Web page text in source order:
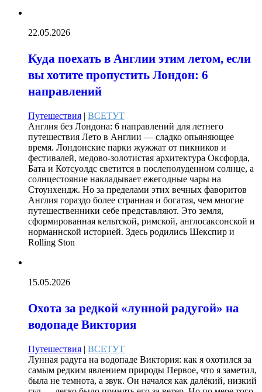
22.05.2026
Куда поехать в Англии этим летом, если
вы хотите пропустить Лондон: 6
направлений
Путешествия | ВСЕТУТ
Англия без Лондона: 6 направлений для летнего
путешествия Лето в Англии — сладко опьяняющее
время. Лондонские парки жужжат от пикников и
фестивалей, медово-золотистая архитектура Оксфорда,
Бата и Котсуолдс светится в послеполуденном солнце, а
солнцестояние накладывает ежегодные чары на
Стоунхендж. Но за пределами этих вечных фаворитов
Англия гораздо более странная и богатая, чем многие
путешественники себе представляют. Это земля,
сформированная кельтской, римской, англосаксонской и
норманнской историей. Здесь родились Шекспир и
Rolling Ston
15.05.2026
Охота за редкой «лунной радугой» на
водопаде Виктория
Путешествия | ВСЕТУТ
Лунная радуга на водопаде Виктория: как я охотился за
самым редким явлением природы Первое, что я заметил,
была не темнота, а звук. Он начался как далёкий, низкий